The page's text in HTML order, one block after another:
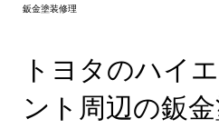
鈑金塗装修理
トヨタのハイ
ント周辺の鈑